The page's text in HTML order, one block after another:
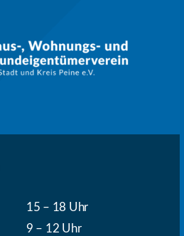
15 – 18 Uhr
9 – 12 Uhr